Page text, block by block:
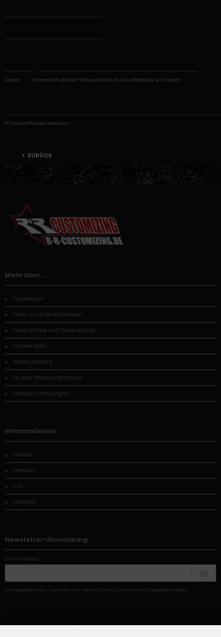
Datum Unterschrift des/der Verbraucher(s) (nur bei Mitteilung auf Papier)
(*) Unzutreffendes streichen
ZURÜCK
Mehr über...
Impressum
Liefer- und Versandkosten
Privatsphäre und Datenschutz
Unsere AGB's
Widerrufsrecht
Muster-Widerrufsformular
Cookie Einstellungen
Informationen
Kontakt
Sitemap
TÜV
Lieferzeit
Newsletter-Anmeldung
E-Mail-Adresse:
Der Newsletter kann jederzeit hier oder in Ihrem Kundenkonto abbestellt werden.
R + R Customizing © 2026 | Template © 2009-2026 bymodified eCommerce Shopsoftware